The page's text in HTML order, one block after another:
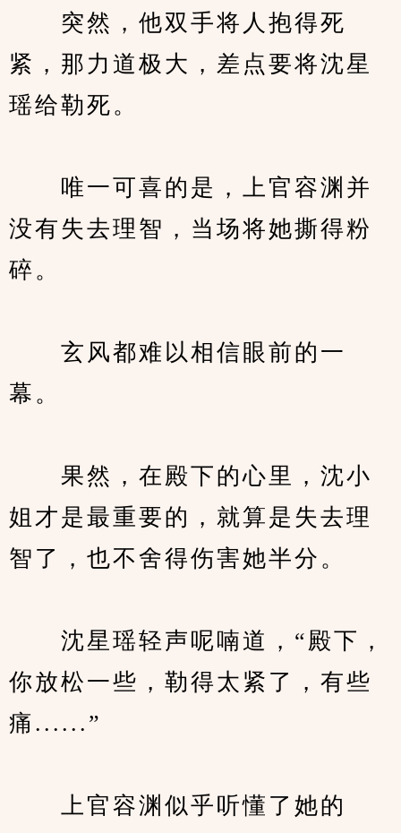
突然，他双手将人抱得死
紧，那力道极大，差点要将沈星
瑶给勒死。
唯一可喜的是，上官容渊并
没有失去理智，当场将她撕得粉
碎。
玄风都难以相信眼前的一
幕。
果然，在殿下的心里，沈小
姐才是最重要的，就算是失去理
智了，也不舍得伤害她半分。
沈星瑶轻声呢喃道，“殿下，
你放松一些，勒得太紧了，有些
痛......”
上官容渊似乎听懂了她的